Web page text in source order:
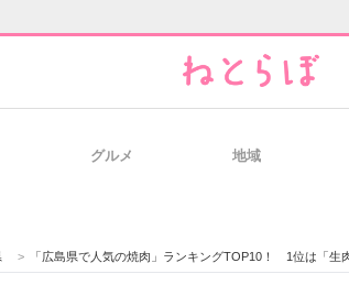
グルメ 地域
> 「広島県で人気の焼肉」ランキングTOP10！ 1位は「生肉専門店 焼肉 金次郎 広島店」【2025